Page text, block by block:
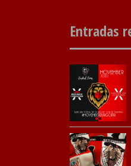
Entradas